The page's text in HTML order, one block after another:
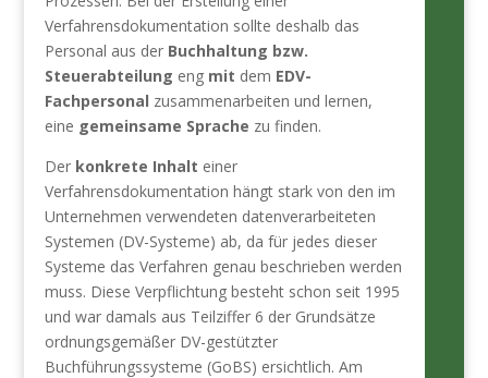
Verfahrensdokumentation sollte deshalb das
Personal aus der Buchhaltung bzw.
Steuerabteilung eng mit dem EDV-
Fachpersonal zusammenarbeiten und lernen,
eine gemeinsame Sprache zu finden.
Der konkrete Inhalt einer
Verfahrensdokumentation hängt stark von den im
Unternehmen verwendeten datenverarbeiteten
Systemen (DV-Systeme) ab, da für jedes dieser
Systeme das Verfahren genau beschrieben werden
muss. Diese Verpflichtung besteht schon seit 1995
und war damals aus Teilziffer 6 der Grundsätze
ordnungsgemäßer DV-gestützter
Buchführungssysteme (GoBS) ersichtlich. Am